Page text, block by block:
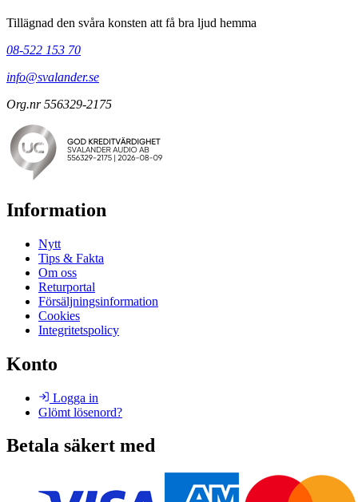
Tillägnad den svåra konsten att få bra ljud hemma
08-522 153 70
info@svalander.se
Org.nr 556329-2175
Information
Nytt
Tips & Fakta
Om oss
Returportal
Försäljningsinformation
Cookies
Integritetspolicy
Konto
Logga in
Glömt lösenord?
Betala säkert med